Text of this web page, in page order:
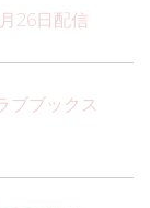
26日配信
ブブックス